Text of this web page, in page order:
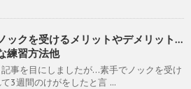
ックを受けるメリットやデメリット…
練習方法他
事を目にしましたが…素手でノックを受け
3週間のけがをしたと言 ...